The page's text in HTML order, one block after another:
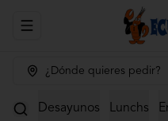
Abrir menu de navegación
¿Dónde quieres pedir?
Desayunos Lunchs